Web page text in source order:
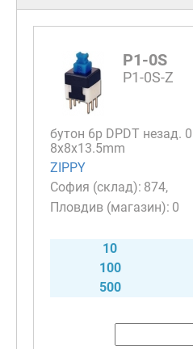
P1-0S
P1-0S-Z
бутон 6p DPDT незад.
8x8x13.5mm
ZIPPY
874
0
10
100
500